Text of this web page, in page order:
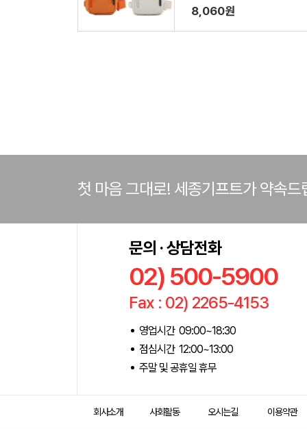
8,060원
첫 마음 그대로! 세종기프트가 약속드
문의 · 상담전화
02) 500-5900
Fax : 02) 2265-4153
영업시간 09:00~18:30
점심시간 12:00~13:00
주말 및 공휴일 휴무
회사소개 사회활동 오시는길 이용약관